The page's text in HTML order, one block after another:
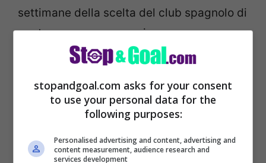
settimane della scelta del club spagnolo di
puntare su una nuova giovane promessa
Javi GuerradelValencia.
stopandgoal.com asks for your consent
to use your personal data for the
following purposes:
Personalised advertising and content, advertising and
content measurement, audience research and
services development